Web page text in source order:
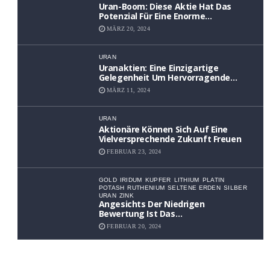
Uran-Boom: Diese Aktie Hat Das
Potenzial Für Eine Enorme
Wertsteigerung
MÄRZ 20, 2024
URAN
Uranaktien: Eine Einzigartige
Gelegenheit Um Hervorragende
Renditen Zu Erzielen
MÄRZ 11, 2024
URAN
Aktionäre Können Sich Auf Eine
Vielversprechende Zukunft Freuen
FEBRUAR 23, 2024
GOLD IRIDUM KUPFER LITHIUM
PLATIN
POTASH
RUTHENIUM SELTENE ERDEN SILBER
URAN ZINK
Angesichts Der Niedrigen
Bewertung Ist Das
Aufwärtspotenzial Erheblich
FEBRUAR 20, 2024